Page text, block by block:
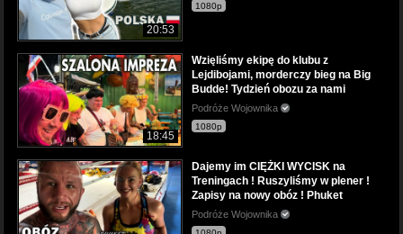
20:53
1080p
18:45
Wzięliśmy ekipę do klubu z
Lejdibojami, morderczy bieg na Big
Budde! Tydzień obozu za nami
Podróże Wojownika
1080p
Dajemy im CIĘŻKI WYCISK na
Treningach ! Ruszyliśmy w plener !
Zapisy na nowy obóz ! Phuket
Podróże Wojownika